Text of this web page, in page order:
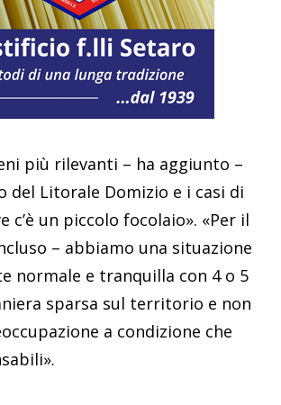
più rilevanti – ha aggiunto –
del Litorale Domizio e i casi di
c’è un piccolo focolaio». «Per il
– abbiamo una situazione
normale e tranquilla con 4 o 5
sparsa sul territorio e non
a condizione che